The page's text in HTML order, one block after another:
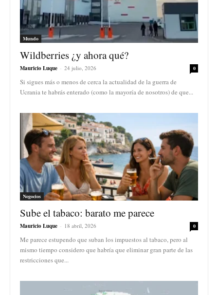
Mundo
Wildberries ¿y ahora qué?
Mauricio Luque - 24 julio, 2026 0
Si sigues más o menos de cerca la actualidad de la guerra de
Ucrania te habrás enterado (como la mayoría de nosotros) de que...
Negocios
Sube el tabaco: barato me parece
Mauricio Luque - 18 abril, 2026 0
Me parece estupendo que suban los impuestos al tabaco, pero al
mismo tiempo considero que habría que eliminar gran parte de las
restricciones que...